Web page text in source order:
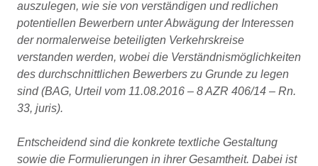
auszulegen, wie sie von verständigen und redlichen
potentiellen Bewerbern unter Abwägung der Interessen
der normalerweise beteiligten Verkehrskreise
verstanden werden, wobei die Verständnismöglichkeiten
des durchschnittlichen Bewerbers zu Grunde zu legen
sind (BAG, Urteil vom 11.08.2016 – 8 AZR 406/14 – Rn.
33, juris).
Entscheidend sind die konkrete textliche Gestaltung
sowie die Formulierungen in ihrer Gesamtheit. Dabei ist